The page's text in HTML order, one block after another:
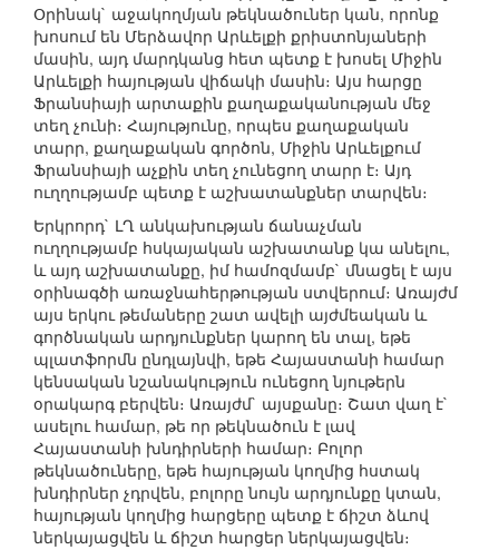
Օրինակ` աջակողմյան թեկնածուներ կան, որոնք
խոսում են Մերձավոր Արևելքի քրիստոնյաների
մասին, այդ մարդկանց հետ պետք է խոսել Միջին
Արևելքի հայության վիճակի մասին։ Այս հարցը
Ֆրանսիայի արտաքին քաղաքականության մեջ
տեղ չունի։ Հայությունը, որպես քաղաքական
տարր, քաղաքական գործոն, Միջին Արևելքում
Ֆրանսիայի աչքին տեղ չունեցող տարր է։ Այդ
ուղղությամբ պետք է աշխատանքներ տարվեն։
Երկրորդ` ԼՂ անկախության ճանաչման
ուղղությամբ հսկայական աշխատանք կա անելու,
և այդ աշխատանքը, իմ համոզմամբ` մնացել է այս
օրինագծի առաջնահերթության ստվերում։ Առայժմ
այս երկու թեմաները շատ ավելի այժմեական և
գործնական արդյունքներ կարող են տալ, եթե
պլատֆորմն ընդլայնվի, եթե Հայաստանի համար
կենսական նշանակություն ունեցող նյութերն
օրակարգ բերվեն։ Առայժմ` այսքանը։ Շատ վաղ է`
ասելու համար, թե որ թեկնածուն է լավ
Հայաստանի խնդիրների համար։ Բոլոր
թեկնածուները, եթե հայության կողմից հստակ
խնդիրներ չդրվեն, բոլորը նույն արդյունքը կտան,
հայության կողմից հարցերը պետք է ճիշտ ձևով
ներկայացվեն և ճիշտ հարցեր ներկայացվեն։